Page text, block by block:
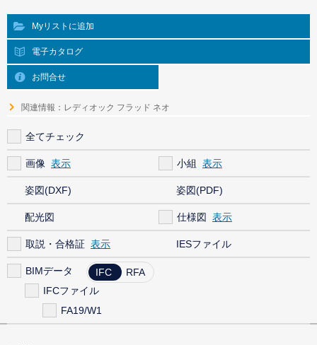
Myリストに追加
電子カタログ
お問合せ
関連情報：レディオック フラッド ネオ
全てチェック
画像 小組
姿図(DXF) 姿図(PDF)
配光図 仕様図
取説・合格証 IESファイル
BIMデータ IFC
RFA
IFCファイル
FA19/W1